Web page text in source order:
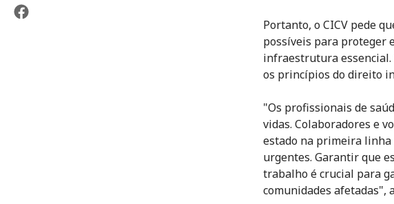
Portanto, o CICV pede
possíveis para proteger
infraestrutura essencial.
os princípios do direito
"Os profissionais de
vidas. Colaboradores e
estado na primeira linha
urgentes. Garantir que
trabalho é crucial para
comunidades afetadas",